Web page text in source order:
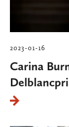
2023-01-16
Carina